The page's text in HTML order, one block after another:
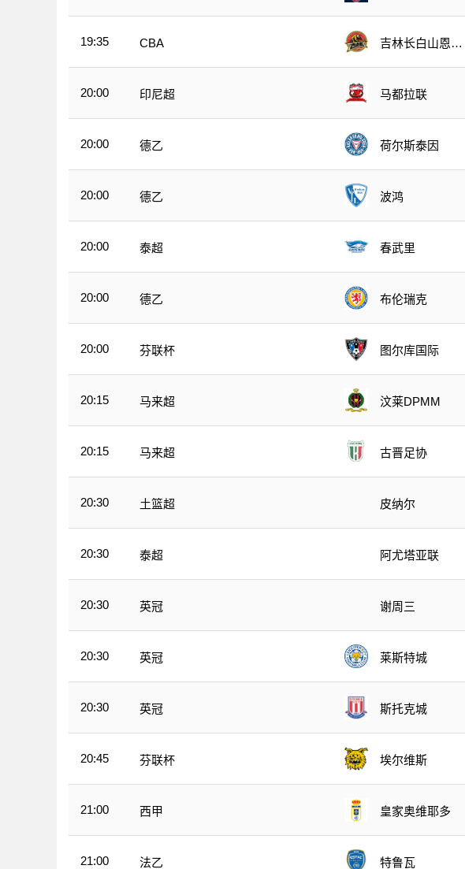
19:35 CBA
吉林长白山恩都
20:00 印尼超 马都拉联
20:00 德乙 荷尔斯泰因
20:00 德乙 波鸿
20:00 泰超 春武里
20:00 德乙 布伦瑞克
20:00 芬联杯 图尔库国际
20:15 马来超 汶莱DPMM
20:15 马来超 古晋足协
20:30 土篮超 皮纳尔
20:30 泰超 阿尤塔亚联
20:30 英冠 谢周三
20:30 英冠 莱斯特城
20:30 英冠 斯托克城
20:45 芬联杯 埃尔维斯
21:00 西甲 皇家奥维耶多
21:00 法乙 特鲁瓦